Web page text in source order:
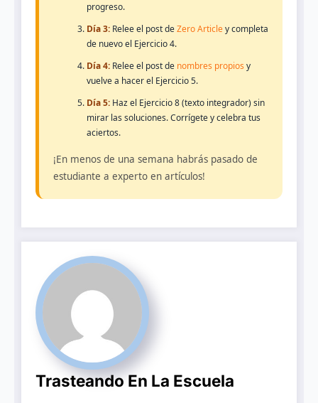
progreso.
Día 3: Relee el post deZero Articley completa
de nuevo el Ejercicio 4.
Día 4: Relee el post de nombres propios y
vuelve a hacer el Ejercicio 5.
Día 5: Haz el Ejercicio 8 (texto integrador) sin
mirar las soluciones. Corrígete y celebra tus
aciertos.
¡En menos de una semana habrás pasado de
estudiante a experto en artículos!
Trasteando En La Escuela